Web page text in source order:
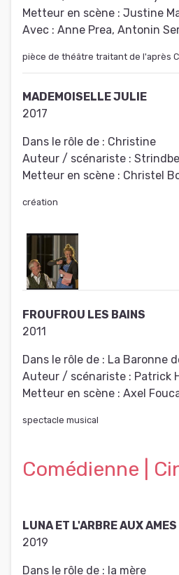
Metteur en scène : Justine
Avec : Anne Prea, Antonin
pièce de théâtre traitant de l'après
MADEMOISELLE JULIE
2017
Dans le rôle de : Christine
Auteur / scénariste :
Metteur en scène : Christel
création
FROUFROU LES BAINS
2011
Dans le rôle de : La Baronne
Auteur / scénariste : Patrick
Metteur en scène : Axel
spectacle musical
Comédienne |
LUNA ET L'ARBRE AUX AMES
2019
Dans le rôle de : la mère